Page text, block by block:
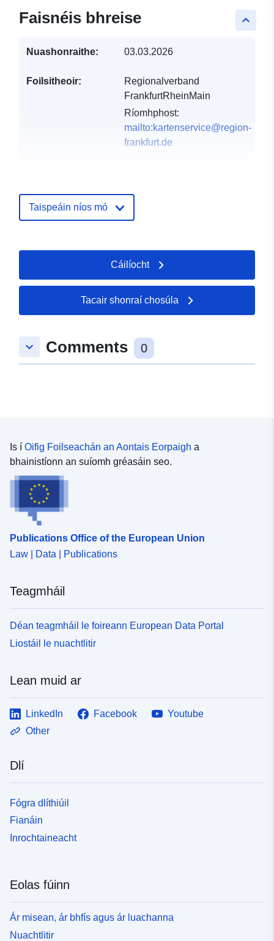
keyboard_arrow_up
Faisnéis bhreise
Nuashonraithe: 03.03.2026
Foilsitheoir:
Regionalverband
FrankfurtRheinMain
Ríomhphost:
mailto:kartenservice@region-
frankfurt.de
Nuashonraithe ar data.europa.eu:
02 August 2026
Spásúil: Comhordanáidí: [ [ 8.30196,
50.479993 ], [ 9.06752,
50.479993 ], [ 9.06752,
49.866618 ], [ 8.30196,
Clóscríobh:
Taispeáin níos mó
Cáilíocht
Tacair shonraí chosúla
keyboard_arrow_down Comments 0
Is í Oifig Foilseachán an Aontais Eorpaigh a
bhainistíonn an suíomh gréasáin seo.
Publications Office of the European Union
Law | Data | Publications
Teagmháil
Déan teagmháil le foireann European Data Portal
Liostáil le nuachtlitir
Lean muid ar
LinkedIn Facebook
Youtube
Other
Dlí
Fógra dlíthiúil
Fianáin
Inrochtaineacht
Eolas fúinn
Ár misean, ár bhfís agus ár luachanna
Nuachtlitir